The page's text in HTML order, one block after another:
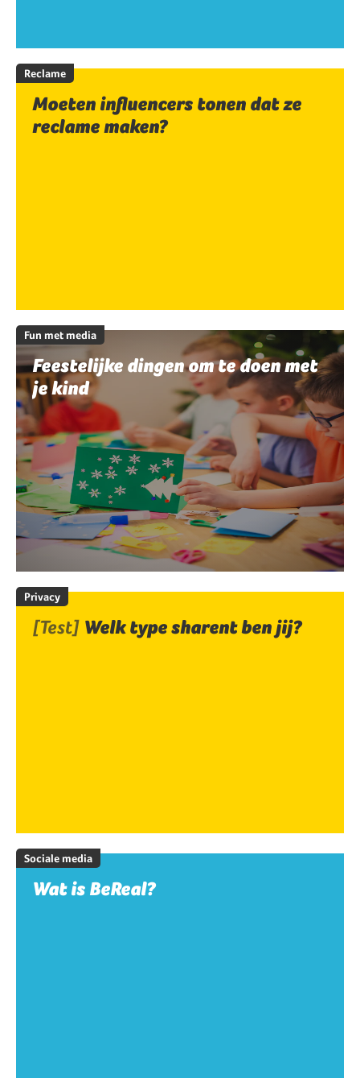
Reclame
Moeten influencers tonen dat ze
reclame maken?
Fun met media
Feestelijke dingen om te doen met
je kind
Privacy
[Test] Welk type sharent ben jij?
Sociale media
Wat is BeReal?